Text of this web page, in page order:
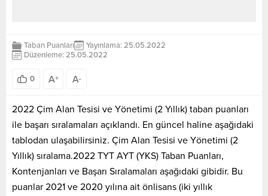
Taban Puanları
Yayınlama: 25.05.2022
Düzenleme: 25.05.2022
0 A+ A-
2022 Çim Alan Tesisi ve Yönetimi (2 Yıllık) taban puanları
ile başarı sıralamaları açıklandı. En güncel haline aşağıdaki
tablodan ulaşabilirsiniz. Çim Alan Tesisi ve Yönetimi (2
Yıllık) sıralama.2022 TYT AYT (YKS) Taban Puanları,
Kontenjanları ve Başarı Sıralamaları aşağıdaki gibidir. Bu
puanlar 2021 ve 2020 yılına ait önlisans (iki yıllık